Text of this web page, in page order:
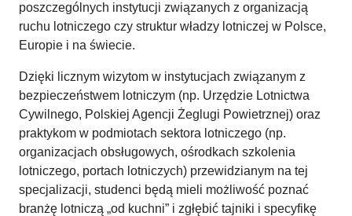
poszczególnych instytucji związanych z organizacją
ruchu lotniczego czy struktur władzy lotniczej w Polsce,
Europie i na świecie.
Dzięki licznym wizytom w instytucjach związanym z
bezpieczeństwem lotniczym (np. Urzędzie Lotnictwa
Cywilnego, Polskiej Agencji Żeglugi Powietrznej) oraz
praktykom w podmiotach sektora lotniczego (np.
organizacjach obsługowych, ośrodkach szkolenia
lotniczego, portach lotniczych) przewidzianym na tej
specjalizacji, studenci będą mieli możliwość poznać
branżę lotniczą „od kuchni” i zgłębić tajniki i specyfikę